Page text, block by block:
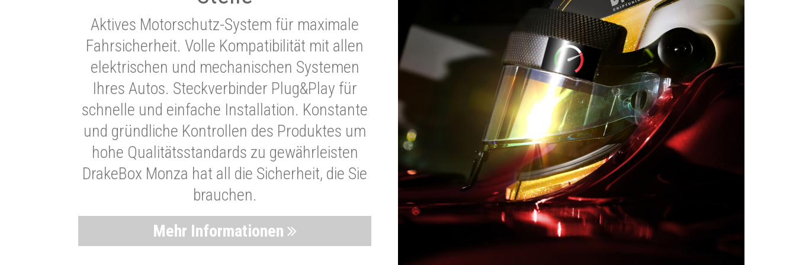
Aktives Motorschutz-System für maximale
Fahrsicherheit. Volle Kompatibilität mit allen
elektrischen und mechanischen Systemen
Ihres Autos. Steckverbinder Plug&Play für
schnelle und einfache Installation. Konstante
und gründliche Kontrollen des Produktes um
hohe Qualitätsstandards zu gewährleisten
DrakeBox Monza hat all die Sicherheit, die Sie
brauchen.
Mehr Informationen